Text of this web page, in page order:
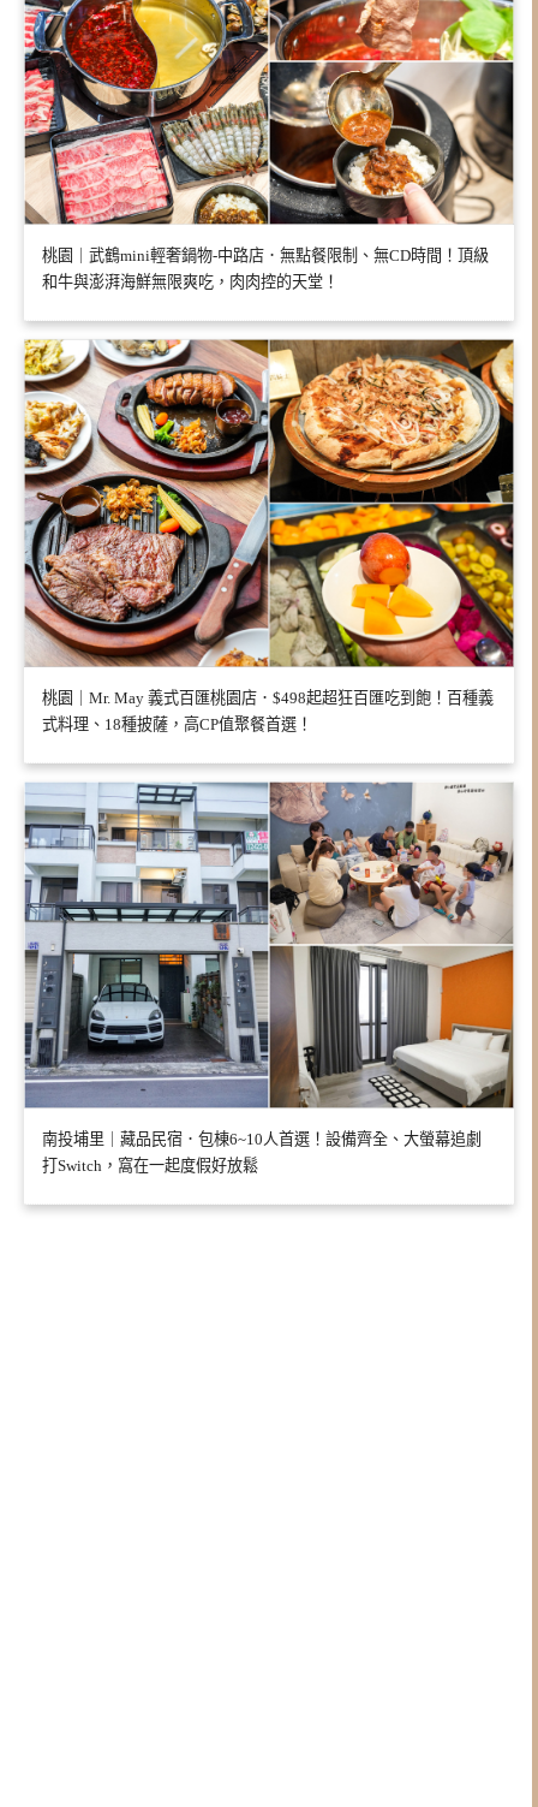
桃園｜武鶴mini輕奢鍋物-中路店．無點餐限制、無CD時間！頂級
和牛與澎湃海鮮無限爽吃，肉肉控的天堂！
桃園｜Mr. May 義式百匯桃園店．$498起超狂百匯吃到飽！百種義
式料理、18種披薩，高CP值聚餐首選！
南投埔里｜藏品民宿．包棟6~10人首選！設備齊全、大螢幕追劇
打Switch，窩在一起度假好放鬆